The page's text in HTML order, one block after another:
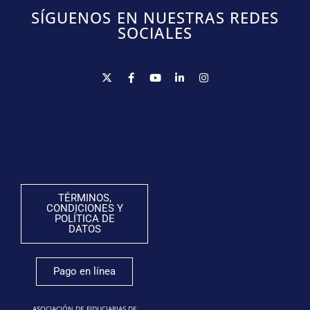
SÍGUENOS EN NUESTRAS REDES
SOCIALES
TÉRMINOS,
CONDICIONES Y
POLÍTICA DE
DATOS
Pago en línea